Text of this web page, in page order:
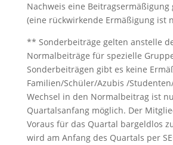
Nachweis eine
(eine rückwirkende Ermäßigung ist
** Sonderbeiträge gelten anstelle
Normalbeiträge für spezielle
Sonderbeiträgen gibt es keine
Familien/Schüler/Azubis /
Wechsel in den Normalbeitrag ist
Quartalsanfang möglich. Der
Voraus für das Quartal bargeldlos
wird am Anfang des Quartals per